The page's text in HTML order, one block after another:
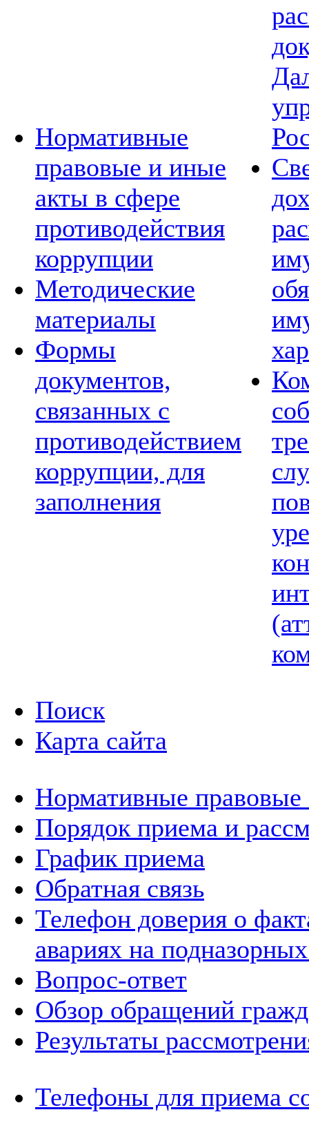
Нормативные
правовые и иные
акты в сфере
противодействия
коррупции
Методические
материалы
Формы
документов,
связанных с
противодействием
коррупции, для
заполнения
Поиск
Карта сайта
Нормативные правовые
Порядок приема и
График приема
Обратная связь
Телефон доверия о
авариях на
Вопрос-ответ
Обзор обращений
Результаты
Телефоны для приема